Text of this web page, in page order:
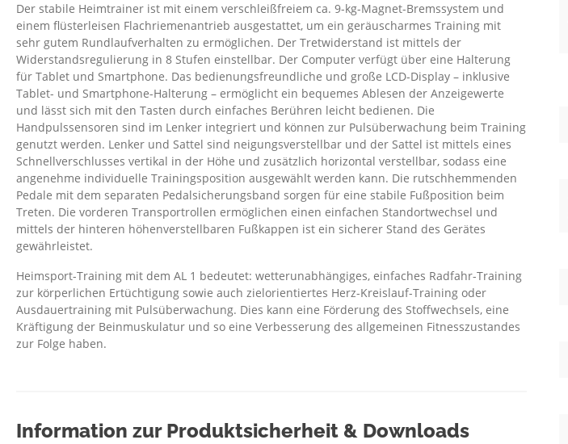
Der stabile Heimtrainer ist mit einem verschleißfreiem ca. 9-kg-Magnet-Bremssystem und
einem flüsterleisen Flachriemenantrieb ausgestattet, um ein geräuscharmes Training mit
sehr gutem Rundlaufverhalten zu ermöglichen. Der Tretwiderstand ist mittels der
Widerstandsregulierung in 8 Stufen einstellbar. Der Computer verfügt über eine Halterung
für Tablet und Smartphone. Das bedienungsfreundliche und große LCD-Display – inklusive
Tablet- und Smartphone-Halterung – ermöglicht ein bequemes Ablesen der Anzeigewerte
und lässt sich mit den Tasten durch einfaches Berühren leicht bedienen. Die
Handpulssensoren sind im Lenker integriert und können zur Pulsüberwachung beim Training
genutzt werden. Lenker und Sattel sind neigungsverstellbar und der Sattel ist mittels eines
Schnellverschlusses vertikal in der Höhe und zusätzlich horizontal verstellbar, sodass eine
angenehme individuelle Trainingsposition ausgewählt werden kann. Die rutschhemmenden
Pedale mit dem separaten Pedalsicherungsband sorgen für eine stabile Fußposition beim
Treten. Die vorderen Transportrollen ermöglichen einen einfachen Standortwechsel und
mittels der hinteren höhenverstellbaren Fußkappen ist ein sicherer Stand des Gerätes
gewährleistet.
Heimsport-Training mit dem AL 1 bedeutet: wetterunabhängiges, einfaches Radfahr-Training
zur körperlichen Ertüchtigung sowie auch zielorientiertes Herz-Kreislauf-Training oder
Ausdauertraining mit Pulsüberwachung. Dies kann eine Förderung des Stoffwechsels, eine
Kräftigung der Beinmuskulatur und so eine Verbesserung des allgemeinen Fitnesszustandes
zur Folge haben.
Information zur Produktsicherheit & Downloads